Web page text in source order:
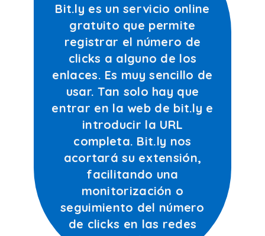
Bit.ly es un servicio online
gratuito que permite
registrar el número de
clicks a alguno de los
enlaces. Es muy sencillo de
usar. Tan solo hay que
entrar en la web de bit.ly e
introducir la URL
completa. Bit.ly nos
acortará su extensión,
facilitando una
monitorización o
seguimiento del número
de clicks en las redes